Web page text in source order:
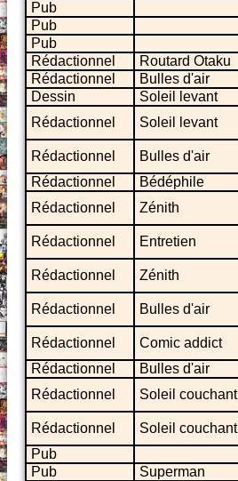
Pub
Pub
Pub
Rédactionnel
Routard Otaku
Rédactionnel
Bulles d'air
Dessin
Soleil levant
Rédactionnel
Soleil levant
Rédactionnel Bulles d'air
Rédactionnel
Bédéphile
Rédactionnel
Zénith
Rédactionnel Entretien
Rédactionnel Zénith
Rédactionnel Bulles d'air
Rédactionnel Comic addict
Rédactionnel
Bulles d'air
Rédactionnel
Soleil couchant
Rédactionnel Soleil couchant
Pub
Pub
Superman